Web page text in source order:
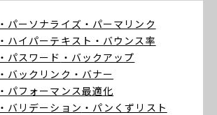
・パーソナライズ ・パーマリンク
・ハイパーテキスト ・バウンス率
・パスワード ・バックアップ
・バックリンク ・バナー
・パフォーマンス最適化
・バリデーション ・パンくずリスト